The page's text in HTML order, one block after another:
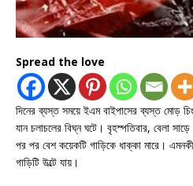
Spread the love
দিনের ব্যস্ত সময়ে ইএম বাইপাসের ব্যস্ত মোড়
যান চলাচলের বিঘ্ন ঘটে। বৃহস্পতিবার, বেলা সাড়ে
পর পর বেশ কয়েকটি গাড়িকে ধাক্কা মারে।
গাড়িটি উল্টে যায়।